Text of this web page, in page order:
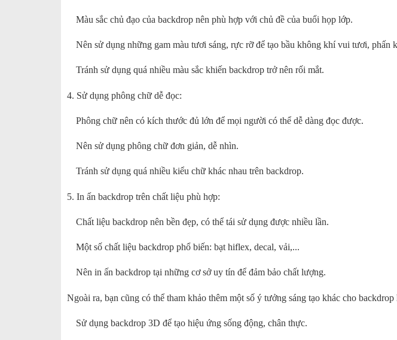
Màu sắc chủ đạo của backdrop nên phù hợp với chủ đề của buổi họp lớp.
Nên sử dụng những gam màu tươi sáng, rực rỡ để tạo bầu không khí vui tươi, phấn
Tránh sử dụng quá nhiều màu sắc khiến backdrop trở nên rối mắt.
4. Sử dụng phông chữ dễ đọc:
Phông chữ nên có kích thước đủ lớn để mọi người có thể dễ dàng đọc được.
Nên sử dụng phông chữ đơn giản, dễ nhìn.
Tránh sử dụng quá nhiều kiểu chữ khác nhau trên backdrop.
5. In ấn backdrop trên chất liệu phù hợp:
Chất liệu backdrop nên bền đẹp, có thể tái sử dụng được nhiều lần.
Một số chất liệu backdrop phổ biến: bạt hiflex, decal, vải,...
Nên in ấn backdrop tại những cơ sở uy tín để đảm bảo chất lượng.
Ngoài ra, bạn cũng có thể tham khảo thêm một số ý tưởng sáng tạo khác cho
Sử dụng backdrop 3D để tạo hiệu ứng sống động, chân thực.